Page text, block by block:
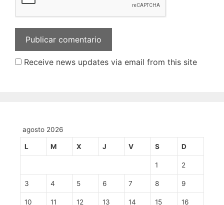
Receive news updates via email from this site
agosto 2026
L M X J V S D
1 2
3 4 5 6 7 8 9
10 11 12 13 14 15 16